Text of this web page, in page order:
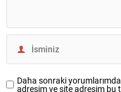
Daha sonraki
adresim ve site adresim bu